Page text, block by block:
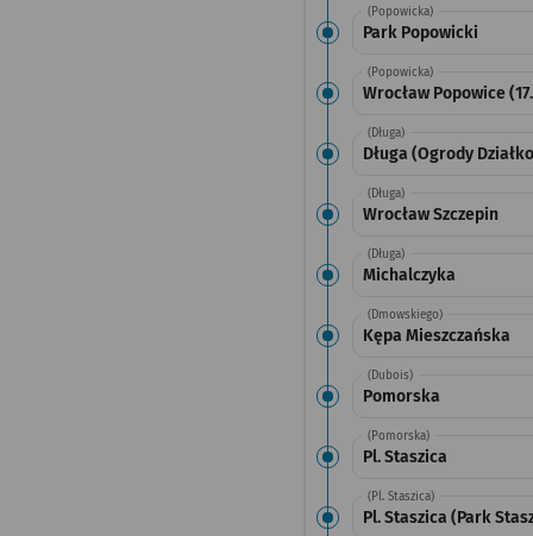
(Popowicka)
Park Popowicki
(Popowicka)
Wrocław Popowice
(Długa)
Długa (Ogrody
(Długa)
Wrocław Szczepin
(Długa)
Michalczyka
(Dmowskiego)
Kępa Mieszczańska
(Dubois)
Pomorska
(Pomorska)
Pl. Staszica
(Pl. Staszica)
Pl. Staszica (Park